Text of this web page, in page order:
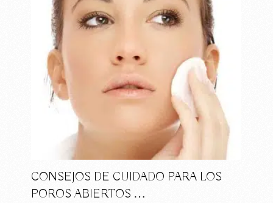
CONSEJOS DE CUIDADO PARA LOS
POROS ABIERTOS …